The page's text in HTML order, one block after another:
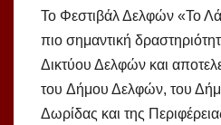
Το Φεστιβάλ Δελφών «Το
πιο σημαντική
Δικτύου Δελφών και
του Δήμου Δελφών, του
Δωρίδας και της